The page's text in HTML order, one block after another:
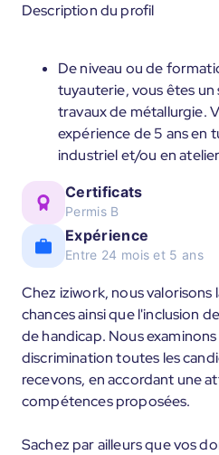
Description du profil
De niveau ou de
tuyauterie, vous êtes un
travaux de métallurgie.
expérience de 5 ans en
industriel et/ou en
Certificats
Permis B
Expérience
Entre 24 mois et 5 ans
Chez iziwork, nous valorisons
chances ainsi que l'inclusion
de handicap. Nous
discrimination toutes les
recevons, en accordant une
compétences proposées.
Sachez par ailleurs que vos